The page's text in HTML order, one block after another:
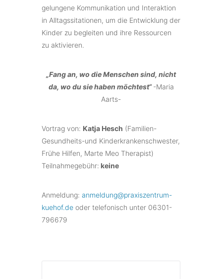
gelungene Kommunikation und Interaktion
in Alltagssitationen, um die Entwicklung der
Kinder zu begleiten und ihre Ressourcen
zu aktivieren.
„Fang an, wo die Menschen sind, nicht
da, wo du sie haben möchtest“-Maria
Aarts-
Vortrag von: Katja Hesch (Familien-
Gesundheits-und Kinderkrankenschwester,
Frühe Hilfen, Marte Meo Therapist)
Teilnahmegebühr: keine
Anmeldung: anmeldung@praxiszentrum-
kuehof.de oder telefonisch unter 06301-
796679